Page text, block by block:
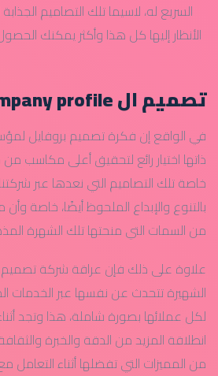
السريع له، لاسيما تلك التصاميم
الأنظار إليها كل هذا وأكثر يمكنك
تصميم ال company profile
في الواقع إن فكرة تصميم بروفايل
ذاتها اختيار رائع لتحقيق أعلى مكاسب
خاصة تلك التصاميم التي نعدها عبر شركتنا
بالتنوع والإبداع الملحوظ أيضًا، خاصة
من السمات التي منحتها تلك الشهرة
الشهيرة تتحدث عن نفسها عبر الخدمات
لكل عملائها بصورة شاملة، هذا وتجد
انطلاقة المزيد من الدقة والخبرة
من المميزات التي تفضلها أثناء